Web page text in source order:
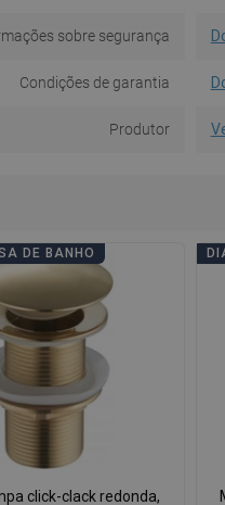
sobre segurança
Condições de garantia
Produtor
DE BANHO
click-clack redonda,